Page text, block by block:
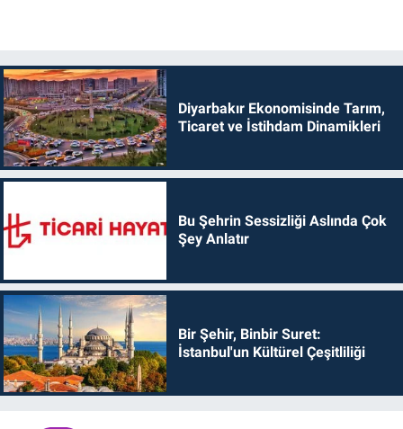
Diyarbakır Ekonomisinde Tarım,
Ticaret ve İstihdam Dinamikleri
Bu Şehrin Sessizliği Aslında Çok
Şey Anlatır
Bir Şehir, Binbir Suret:
İstanbul'un Kültürel Çeşitliliği